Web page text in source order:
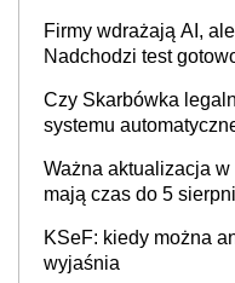
Firmy wdrażają AI,
Nadchodzi test
Czy Skarbówka
systemu
Ważna aktualizacja
mają czas do 5
KSeF: kiedy można
wyjaśnia